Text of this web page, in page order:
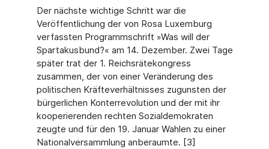
Der nächste wichtige Schritt war die
Veröffentlichung der von Rosa Luxemburg
verfassten Programmschrift »Was will der
Spartakusbund?« am 14. Dezember. Zwei Tage
später trat der 1. Reichsrätekongress
zusammen, der von einer Veränderung des
politischen Kräfte­verhältnisses zugunsten der
bürgerlichen Konterrevolution und der mit ihr
kooperierenden rechten Sozialdemokraten
zeugte und für den 19. Januar Wahlen zu einer
Nationalver­sammlung anberaumte. [3]